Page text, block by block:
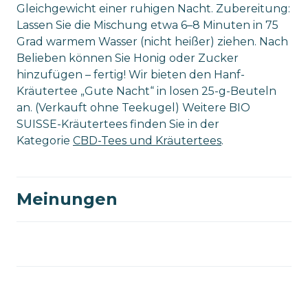
Gleichgewicht einer ruhigen Nacht. Zubereitung:
Lassen Sie die Mischung etwa 6–8 Minuten in 75
Grad warmem Wasser (nicht heißer) ziehen. Nach
Belieben können Sie Honig oder Zucker
hinzufügen – fertig! Wir bieten den Hanf-
Kräutertee „Gute Nacht“ in losen 25-g-Beuteln
an. (Verkauft ohne Teekugel) Weitere BIO
SUISSE-Kräutertees finden Sie in der
Kategorie CBD-Tees und Kräutertees.
Meinungen